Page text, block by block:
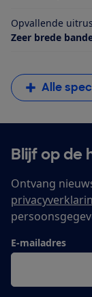
Opvallende
Zeer brede
Alle
Blijf op de
Ontvang
E-mailadres